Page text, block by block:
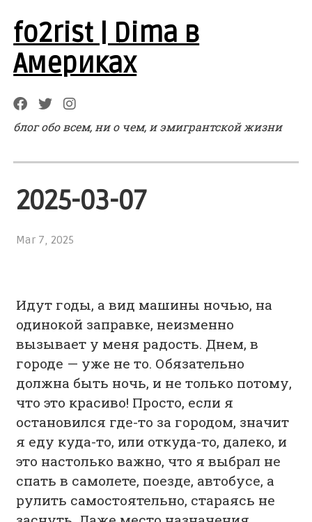
fo2rist | Dima в
Америках
блог обо всем, ни о чем, и эмигрантской жизни
2025-03-07
Mar 7, 2025
Идут годы, а вид машины ночью, на
одинокой заправке, неизменно
вызывает у меня радость. Днем, в
городе — уже не то. Обязательно
должна быть ночь, и не только потому,
что это красиво! Просто, если я
остановился где-то за городом, значит
я еду куда-то, или откуда-то, далеко, и
это настолько важно, что я выбрал не
спать в самолете, поезде, автобусе, а
рулить самостоятельно, стараясь не